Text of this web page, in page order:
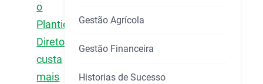
o
Plantio
Direto
custa
mais
Gestão Agrícola
Gestão Financeira
Historias de Sucesso